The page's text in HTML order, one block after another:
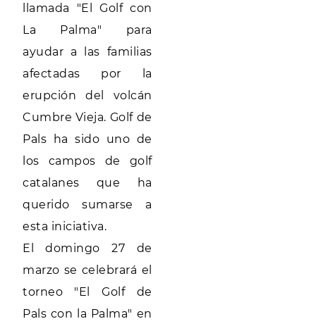
llamada "El Golf con
La Palma" para
ayudar a las familias
afectadas por la
erupción del volcán
Cumbre Vieja. Golf de
Pals ha sido uno de
los campos de golf
catalanes que ha
querido sumarse a
esta iniciativa.
El domingo 27 de
marzo se celebrará el
torneo "El Golf de
Pals con la Palma" en